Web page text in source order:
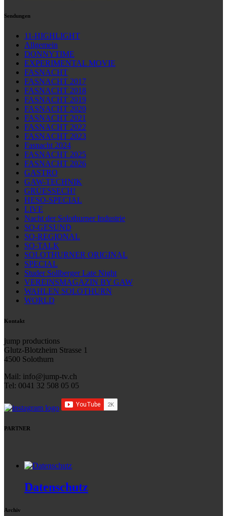
Sendungen
11-HIGHLIGHT
Allgemein
DONNYTIME
EXPERIMENTAL MOVIE
FASNACHT
FASNACHT 2017
FASNACHT 2018
FASNACHT 2019
FASNACHT 2020
FASNACHT 2021
FASNACHT 2022
FASNACHT 2023
Fasnacht 2024
FASNACHT 2025
FASNACHT 2026
GASTRO
GAW-TECHNIK
GRÜESSECH!
HESO-SPECIAL
LIVE
Nacht der Solothurner Industrie
SO-GESUND
SO-REGIONAL
SO-TALK
SOLOTHURNER ORIGINAL
SPECIAL
Studer Sollberger Late Night
VEREINSMAGAZIN BY GAW
WAHLEN SOLOTHURN
WORLD
Kontakt
jump productions
Glutz-Blotzheim Strasse 1
4500 Solothurn
Mail: info@jump-tv.ch
Tel: 0041 32 508 05 05
PARTNER
Datenschutz
Archiv